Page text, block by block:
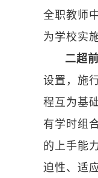
全职教师
为学校实
二超
设置，施
程互为基
有学时组
的上手能
迫性、适